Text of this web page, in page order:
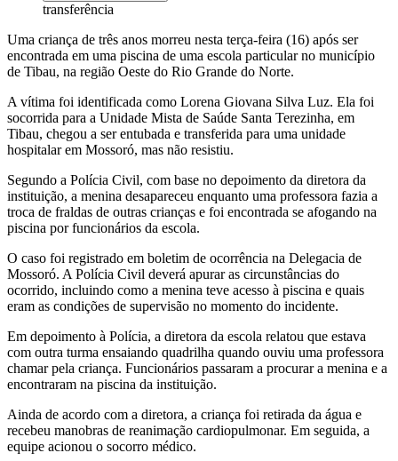
transferência
Uma criança de três anos morreu nesta terça-feira (16) após ser
encontrada em uma piscina de uma escola particular no município
de Tibau, na região Oeste do Rio Grande do Norte.
A vítima foi identificada como Lorena Giovana Silva Luz. Ela foi
socorrida para a Unidade Mista de Saúde Santa Terezinha, em
Tibau, chegou a ser entubada e transferida para uma unidade
hospitalar em Mossoró, mas não resistiu.
Segundo a Polícia Civil, com base no depoimento da diretora da
instituição, a menina desapareceu enquanto uma professora fazia a
troca de fraldas de outras crianças e foi encontrada se afogando na
piscina por funcionários da escola.
O caso foi registrado em boletim de ocorrência na Delegacia de
Mossoró. A Polícia Civil deverá apurar as circunstâncias do
ocorrido, incluindo como a menina teve acesso à piscina e quais
eram as condições de supervisão no momento do incidente.
Em depoimento à Polícia, a diretora da escola relatou que estava
com outra turma ensaiando quadrilha quando ouviu uma professora
chamar pela criança. Funcionários passaram a procurar a menina e a
encontraram na piscina da instituição.
Ainda de acordo com a diretora, a criança foi retirada da água e
recebeu manobras de reanimação cardiopulmonar. Em seguida, a
equipe acionou o socorro médico.